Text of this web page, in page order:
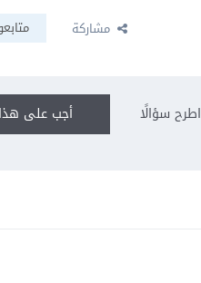
مشاركة
أجب على اطرح سؤالًا